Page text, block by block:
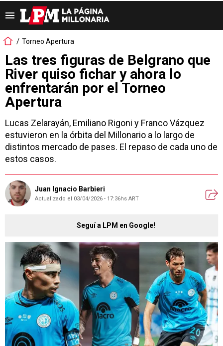
Torneo Apertura
Las tres figuras de Belgrano que
River quiso fichar y ahora lo
enfrentarán por el Torneo
Apertura
Lucas Zelarayán, Emiliano Rigoni y Franco Vázquez
estuvieron en la órbita del Millonario a lo largo de
distintos mercado de pases. El repaso de cada uno de
estos casos.
Juan Ignacio Barbieri
Actualizado el 03/04/2026 - 17:36hs ART
Seguí a LPM en Google!